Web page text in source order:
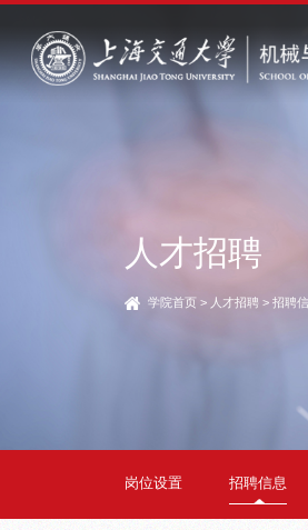
人才招聘
学院首页 > 人才招聘 > 招聘
岗位设置 招聘信息